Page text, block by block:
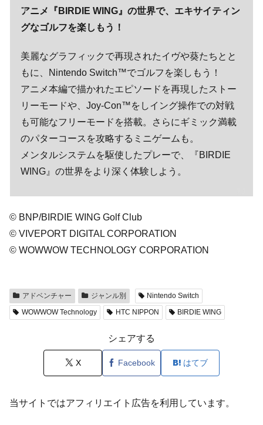
アニメ『BIRDIE WING』の世界で、エキサイティン
グなゴルフを楽しもう！
美麗なグラフィックで再現されたイヴや葵たちとと
もに、Nintendo Switch™でゴルフを楽しもう！
アニメ本編で描かれたエピソードを再現したストー
リーモードや、Joy-Con™をしイング操作での対戦
も可能なフリーモードを搭載。さらにギミック満載
のパターコースを攻略するミニゲームも。
メンタルシステムを駆使したプレーで、『BIRDIE
WING』の世界をより深く体験しよう。
© BNP/BIRDIE WING Golf Club
© VIVEPORT DIGITAL CORPORATION
© WOWWOW TECHNOLOGY CORPORATION
アドベンチャー ジャンル別
Nintendo Switch
WOWWOW Technology
HTC NIPPON BIRDIE WING
シェアする
X Facebook はてブ
当サイトではアフィリエイト広告を利用しています。